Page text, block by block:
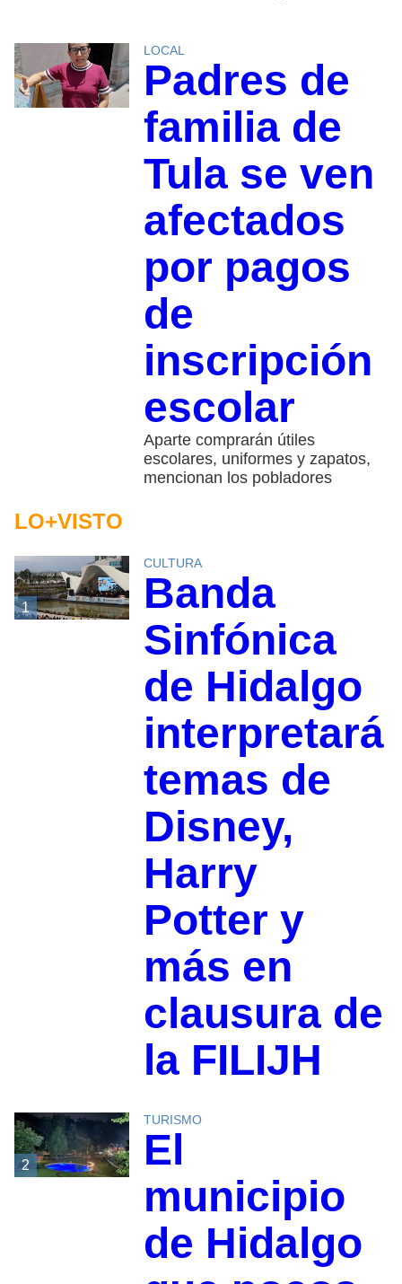
LOCAL
Padres de
familia de
Tula se ven
afectados
por pagos
de
inscripción
escolar
Aparte comprarán útiles
escolares, uniformes y zapatos,
mencionan los pobladores
LO+VISTO
1
CULTURA
Banda
Sinfónica
de Hidalgo
interpretará
temas de
Disney,
Harry
Potter y
más en
clausura de
la FILIJH
2
TURISMO
El
municipio
de Hidalgo